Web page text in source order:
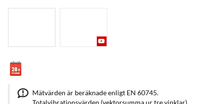
Mätvärden är beräknade enligt EN 60745.
Totalvibrationsvärden (vektorsumma ur tre vinklar).